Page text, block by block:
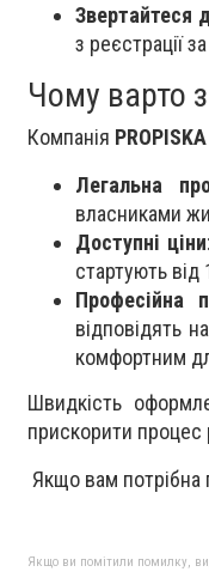
Звертайтеся
з реєстрації
Чому варто
Компанія
Легальна
власниками
Доступні ціни
стартують від
Професійна
відповідять
комфортним
Швидкість
прискорити процес
Якщо вам потрібна
Якщо ви помітили помилку,